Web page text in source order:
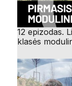
12 epizodas.
klasės